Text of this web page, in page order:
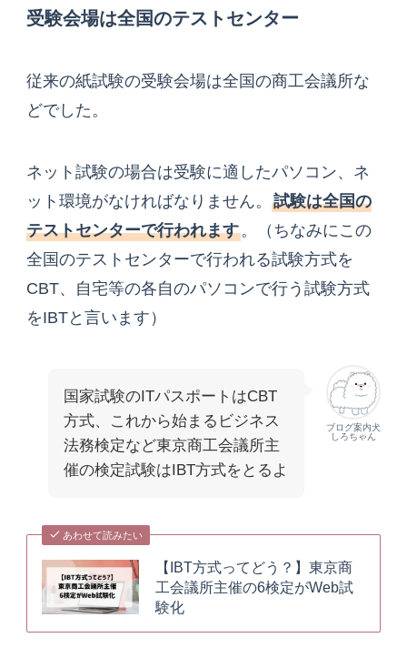
受験会場は全国のテストセンター
従来の紙試験の受験会場は全国の商工会議所な
どでした。
ネット試験の場合は受験に適したパソコン、ネ
ット環境がなければなりません。試験は全国の
テストセンターで行われます。（ちなみにこの
全国のテストセンターで行われる試験方式を
CBT、自宅等の各自のパソコンで行う試験方式
をIBTと言います）
ブログ案内犬
しろちゃん
国家試験のITパスポートはCBT
方式、これから始まるビジネス
法務検定など東京商工会議所主
催の検定試験はIBT方式をとるよ
あわせて読みたい
【IBT方式ってどう？】東京商
工会議所主催の6検定がWeb試
験化